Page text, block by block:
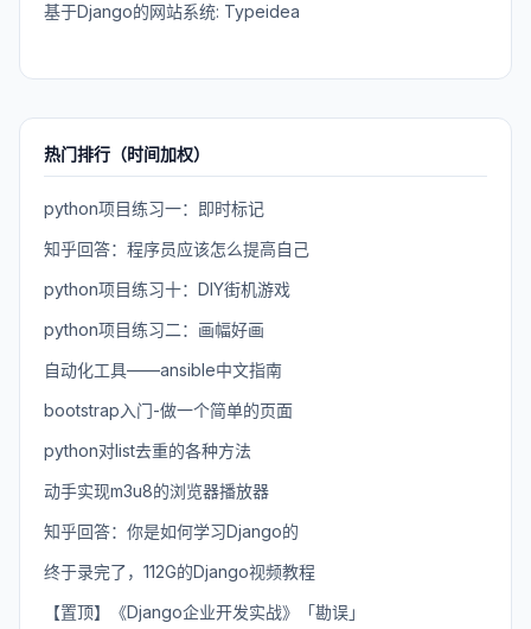
基于Django的网站系统: Typeidea
热门排行（时间加权）
python项目练习一：即时标记
知乎回答：程序员应该怎么提高自己
python项目练习十：DIY街机游戏
python项目练习二：画幅好画
自动化工具——ansible中文指南
bootstrap入门-做一个简单的页面
python对list去重的各种方法
动手实现m3u8的浏览器播放器
知乎回答：你是如何学习Django的
终于录完了，112G的Django视频教程
【置顶】《Django企业开发实战》「勘误」